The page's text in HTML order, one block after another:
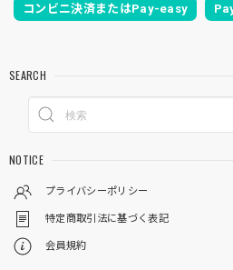
コンビニ決済またはPay-easy
SEARCH
NOTICE
プライバシーポリシー
特定商取引法に基づく表記
会員規約